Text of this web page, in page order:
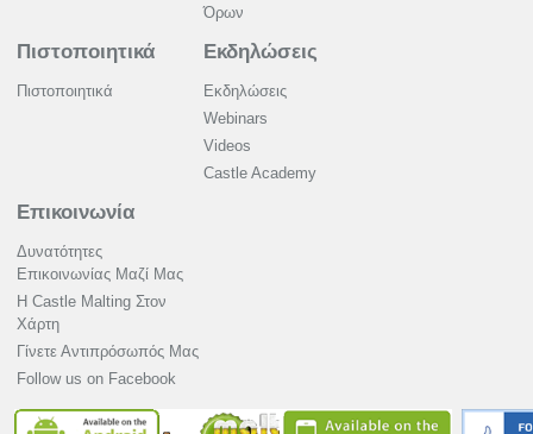
Όρων
Πιστοποιητικά
Πιστοποιητικά
Εκδηλώσεις
Εκδηλώσεις
Webinars
Videos
Castle Academy
Επικοινωνία
Δυνατότητες
Επικοινωνίας Μαζί Μας
Η Castle Malting Στον
Χάρτη
Γίνετε Αντιπρόσωπός Μας
Follow us on Facebook